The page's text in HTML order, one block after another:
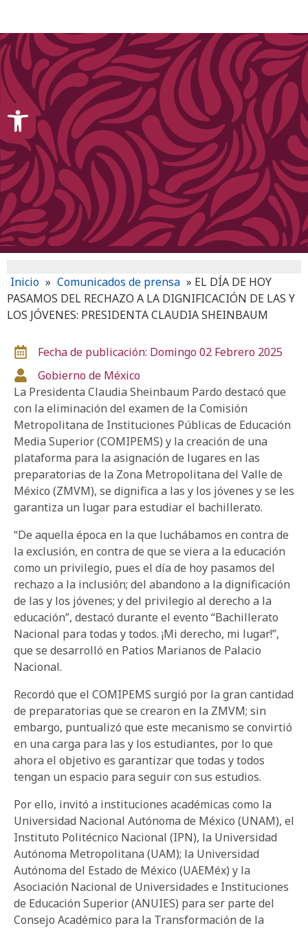
Inicio » Comunicados de prensa » EL DÍA DE HOY
PASAMOS DEL RECHAZO A LA DIGNIFICACIÓN DE LAS Y
LOS JÓVENES: PRESIDENTA CLAUDIA SHEINBAUM
Fecha de publicación: Domingo 02 Febrero 2025
Gobierno de México
La Presidenta Claudia Sheinbaum Pardo destacó que
con la eliminación del examen de la Comisión
Metropolitana de Instituciones Públicas de Educación
Media Superior (COMIPEMS) y la creación de una
plataforma para la asignación de lugares en las
preparatorias de la Zona Metropolitana del Valle de
México (ZMVM), se dignifica a las y los jóvenes y se les
garantiza un lugar para estudiar el bachillerato.
“De aquella época en la que luchábamos en contra de
la exclusión, en contra de que se viera a la educación
como un privilegio, pues el día de hoy pasamos del
rechazo a la inclusión; del abandono a la dignificación
de las y los jóvenes; y del privilegio al derecho a la
educación”, destacó durante el evento “Bachillerato
Nacional para todas y todos. ¡Mi derecho, mi lugar!”,
que se desarrolló en Patios Marianos de Palacio
Nacional.
Recordó que el COMIPEMS surgió por la gran cantidad
de preparatorias que se crearon en la ZMVM; sin
embargo, puntualizó que este mecanismo se convirtió
en una carga para las y los estudiantes, por lo que
ahora el objetivo es garantizar que todas y todos
tengan un espacio para seguir con sus estudios.
Por ello, invitó a instituciones académicas como la
Universidad Nacional Autónoma de México (UNAM), el
Instituto Politécnico Nacional (IPN), la Universidad
Autónoma Metropolitana (UAM); la Universidad
Autónoma del Estado de México (UAEMéx) y la
Asociación Nacional de Universidades e Instituciones
de Educación Superior (ANUIES) para ser parte del
Consejo Académico para la Transformación de la
Open toolbar